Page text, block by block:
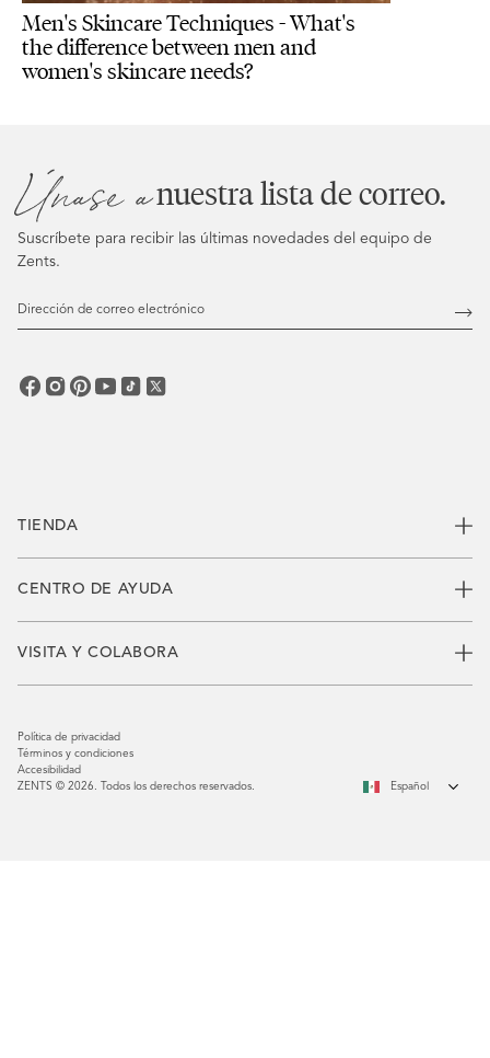
Men's Skincare Techniques - What's
the difference between men and
women's skincare needs?
TIENDA
CENTRO DE AYUDA
VISITA Y COLABORA
Únase anuestra lista de correo.
Suscríbete para recibir las últimas novedades del equipo de
Zents.
Dirección
Español
Política de privacidad
Términos y condiciones
Accesibilidad
ZENTS © 2026. Todos los derechos reservados.